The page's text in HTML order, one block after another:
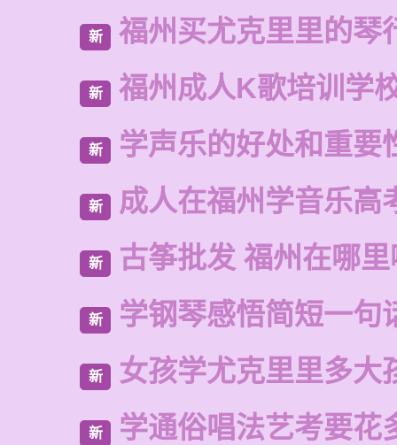
新 福州买尤克里里的琴
新 福州成人K歌培训学
新 学声乐的好处和重要
新 成人在福州学音乐高
新 古筝批发 福州在哪
新 学钢琴感悟简短一句
新 女孩学尤克里里多大
新 学通俗唱法艺考要花